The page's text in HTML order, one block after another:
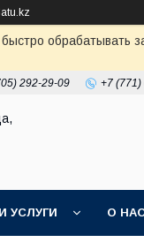
обрабатывать
292-29-09 +7
УСЛУГИ О